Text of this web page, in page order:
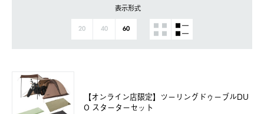
表示形式
20 40 60
【オンライン店限定】ツーリングドゥーブルDU
O スターターセット